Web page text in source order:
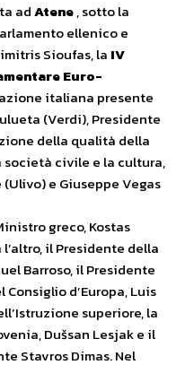
adAtene, sotto la
ellenico e
Sioufas, la IV
Euro-
italiana presente
(Verdi), Presidente
della qualità della
società civile e la cultura,
e Giuseppe Vegas
greco, Kostas
il Presidente della
Barroso, il Presidente
d’Europa, Luis
superiore, la
Dušsan Lesjak e il
Stavros Dimas. Nel